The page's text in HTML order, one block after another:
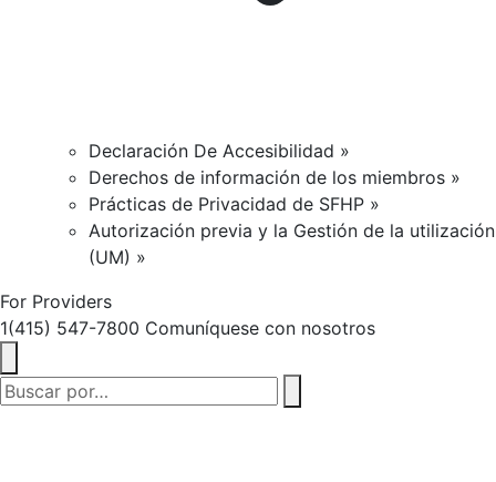
Declaración De Accesibilidad »
Derechos de información de los miembros »
Prácticas de Privacidad de SFHP »
Autorización previa y la Gestión de la utilización
(UM) »
For Providers
1(415) 547-7800 Comuníquese con nosotros